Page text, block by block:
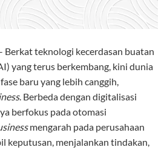
Berkat teknologi kecerdasan buatan
yang terus berkembang, kini dunia
baru yang lebih canggih,
. Berbeda dengan digitalisasi
berfokus pada otomasi
mengarah pada perusahaan
keputusan, menjalankan tindakan,